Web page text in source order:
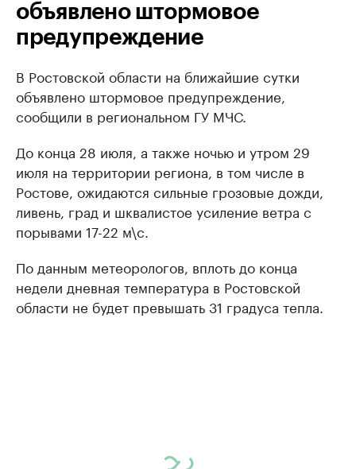
объявлено штормовое
предупреждение
В Ростовской области на ближайшие сутки
объявлено штормовое предупреждение,
сообщили в региональном ГУ МЧС.
До конца 28 июля, а также ночью и утром 29
июля на территории региона, в том числе в
Ростове, ожидаются сильные грозовые дожди,
ливень, град и шквалистое усиление ветра с
порывами 17-22 м\с.
По данным метеорологов, вплоть до конца
недели дневная температура в Ростовской
области не будет превышать 31 градуса тепла.